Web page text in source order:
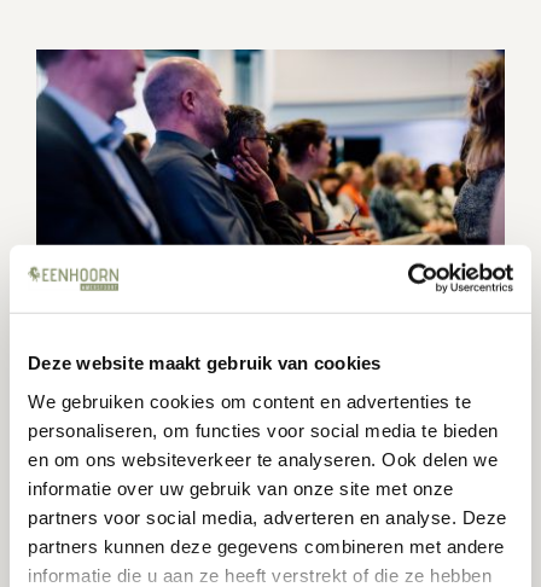
Deze website maakt gebruik van cookies
We gebruiken cookies om content en advertenties te
personaliseren, om functies voor social media te bieden
en om ons websiteverkeer te analyseren. Ook delen we
informatie over uw gebruik van onze site met onze
partners voor social media, adverteren en analyse. Deze
partners kunnen deze gegevens combineren met andere
informatie die u aan ze heeft verstrekt of die ze hebben
Congres voorbereiden: zo stel je een
inspirerend en interactief programma
samen
1 mei 2025
Een congres organiseren is meer dan alleen